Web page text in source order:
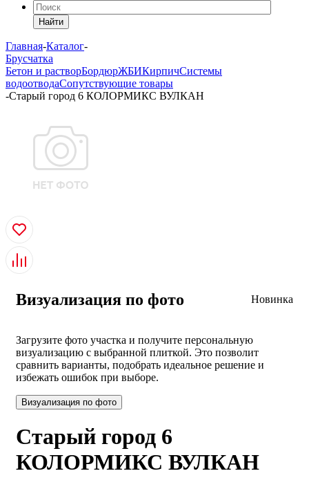
Найти
Главная-Каталог-
Брусчатка
Бетон и растворБордюрЖБИКирпичСистемы
водоотводаСопутствующие товары
-Старый город 6 КОЛОРМИКС ВУЛКАН
Визуализация по фото Новинка
Загрузите фото участка и получите персональную
визуализацию с выбранной плиткой. Это позволит
сравнить варианты, подобрать идеальное решение и
избежать ошибок при выборе.
Визуализация по фото
Старый город 6
КОЛОРМИКС ВУЛКАН